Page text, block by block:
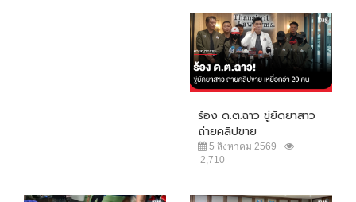
ร้อง ด.ต.ฉาว ขู่ยัดยาสาว
ถ่ายคลิปขาย
5 สิงหาคม 2569
2,710